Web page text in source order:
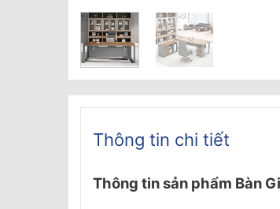
Thông tin chi tiết
Thông tin sản phẩm Bàn